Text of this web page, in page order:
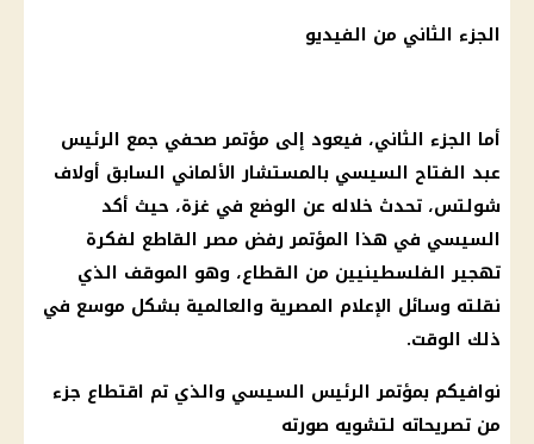
الجزء الثاني من الفيديو
أما الجزء الثاني، فيعود إلى مؤتمر صحفي جمع الرئيس
عبد الفتاح السيسي بالمستشار الألماني السابق أولاف
شولتس، تحدث خلاله عن الوضع في غزة، حيث أكد
السيسي في هذا المؤتمر رفض مصر القاطع لفكرة
تهجير الفلسطينيين من القطاع، وهو الموقف الذي
نقلته وسائل الإعلام المصرية والعالمية بشكل موسع في
ذلك الوقت.
نوافيكم بمؤتمر الرئيس السيسي والذي تم اقتطاع جزء
من تصريحاته لتشويه صورته